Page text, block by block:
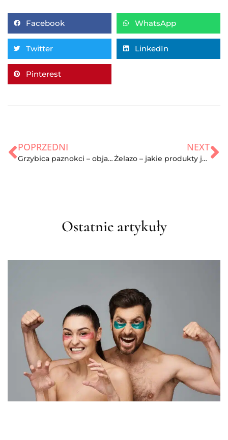
Facebook WhatsApp
Twitter LinkedIn
Pinterest
POPRZEDNI
Grzybica paznokci – objawy, leczenie, profilaktyka, domowe sposoby
NEXT
Żelazo – jakie produkty jeść i jakie są normy?
Ostatnie artykuły